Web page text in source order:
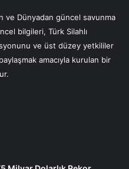
ve Dünyadan güncel savunma
bilgileri, Türk Silahlı
ve üst düzey yetkililer
amacıyla kurulan bir